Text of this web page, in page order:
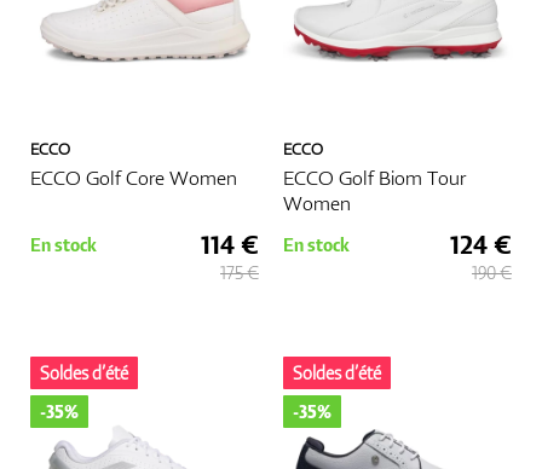
ECCO
ECCO Golf Core Women
En stock 114 €
175 €
ECCO
ECCO Golf Biom Tour
Women
En stock 124 €
190 €
Soldes d’été
-35%
Soldes d’été
-35%